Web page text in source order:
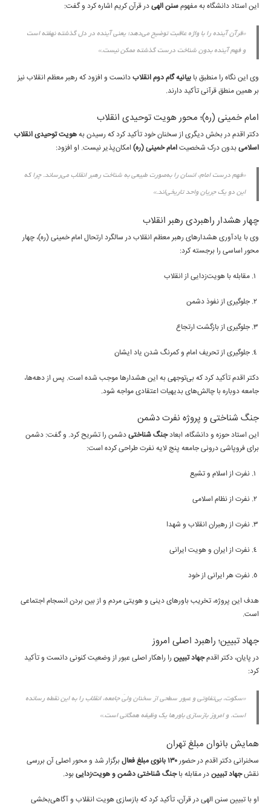
این استاد دانشگاه به مفهومسنن الهیدر قرآن کریم اشاره کرد و گفت:
«قرآن آینده را با واژه عاقبت توضیح می‌دهد؛ یعنی آینده در دل گذشته نهفته است
و فهم آینده بدون شناخت درست گذشته ممکن نیست.»
وی این نگاه را منطبق با بیانیه گام دوم انقلابدانست و افزود که رهبر معظم انقلاب نیز
بر همین منطق قرآنی تأکید دارند.
امام خمینی (ره)؛ محور هویت توحیدی انقلاب
دکتر اقدم در بخش دیگری از سخنان خود تأکید کرد که رسیدن بههویت توحیدی انقلاب
اسلامیبدون درک شخصیتامام خمینی (ره)امکان‌پذیر نیست. او افزود:
«فهم درست امام، انسان را به‌صورت طبیعی به شناخت رهبر انقلاب می‌رساند. چرا که
این دو یک جریان واحد تاریخی‌اند.»
چهار هشدار راهبردی رهبر انقلاب
وی با یادآوری هشدارهای رهبر معظم انقلاب در سالگرد ارتحال امام خمینی (ره)، چهار
محور اساسی را برجسته کرد:
مقابله با هویت‌زدایی از انقلاب
جلوگیری از نفوذ دشمن
جلوگیری از بازگشت ارتجاع
جلوگیری از تحریف امام و کمرنگ شدن یاد ایشان
دکتر اقدم تأکید کرد که بی‌توجهی به این هشدارها موجب شده است. پس از دهه‌ها،
جامعه دوباره با چالش‌های بدیهیات اعتقادی مواجه شود.
جنگ شناختی و پروژه نفرت دشمن
این استاد حوزه و دانشگاه، ابعادجنگ شناختیدشمن را تشریح کرد. و گفت: دشمن
برای فروپاشی درونی جامعه پنج لایه نفرت طراحی کرده است:
نفرت از اسلام و تشیع
نفرت از نظام اسلامی
نفرت از رهبران انقلاب و شهدا
نفرت از ایران و هویت ایرانی
نفرت هر ایرانی از خود
هدف این پروژه، تخریب باورهای دینی و هویتی مردم و از بین بردن انسجام اجتماعی
است.
جهاد تبیین؛ راهبرد اصلی امروز
در پایان، دکتر اقدمجهاد تبیینرا راهکار اصلی عبور از وضعیت کنونی دانست و تأکید
کرد:
«سکوت، بی‌تفاوتی و عبور سطحی از سخنان ولیّ جامعه، انقلاب را به این نقطه رسانده
است. و امروز بازسازی باورها یک وظیفه همگانی است.»
همایش بانوان مبلغ تهران
سخنرانی دکتر اقدم در حضور۱۳۰ بانوی مبلغ فعال
برگزار شد و محور اصلی آن بررسی
نقشجهاد تبییندر مقابله باجنگ شناختی دشمن و هویت‌زداییبود.
او با تبیین سنن الهی در قرآن، تأکید کرد که بازسازی هویت انقلاب و آگاهی‌بخشی